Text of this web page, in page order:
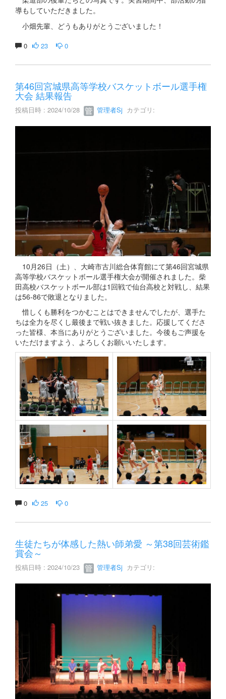
導もしていただきました。
小畑先輩、どうもありがとうございました！
0 23 0
第46回宮城県高等学校バスケットボール選手権
大会 結果報告
投稿日時 : 2024/10/28 管理者Sj カテゴリ:
10月26日（土）、大崎市古川総合体育館にて第46回宮城県
高等学校バスケットボール選手権大会が開催されました。柴
田高校バスケットボール部は1回戦で仙台高校と対戦し、結果
は56-86で敗退となりました。
惜しくも勝利をつかむことはできませんでしたが、選手た
ちは全力を尽くし最後まで戦い抜きました。応援してくださ
った皆様、本当にありがとうございました。今後もご声援を
いただけますよう、よろしくお願いいたします。
0 25 0
生徒たちが体感した熱い師弟愛 ～第38回芸術鑑
賞会～
投稿日時 : 2024/10/23 管理者Sj カテゴリ: